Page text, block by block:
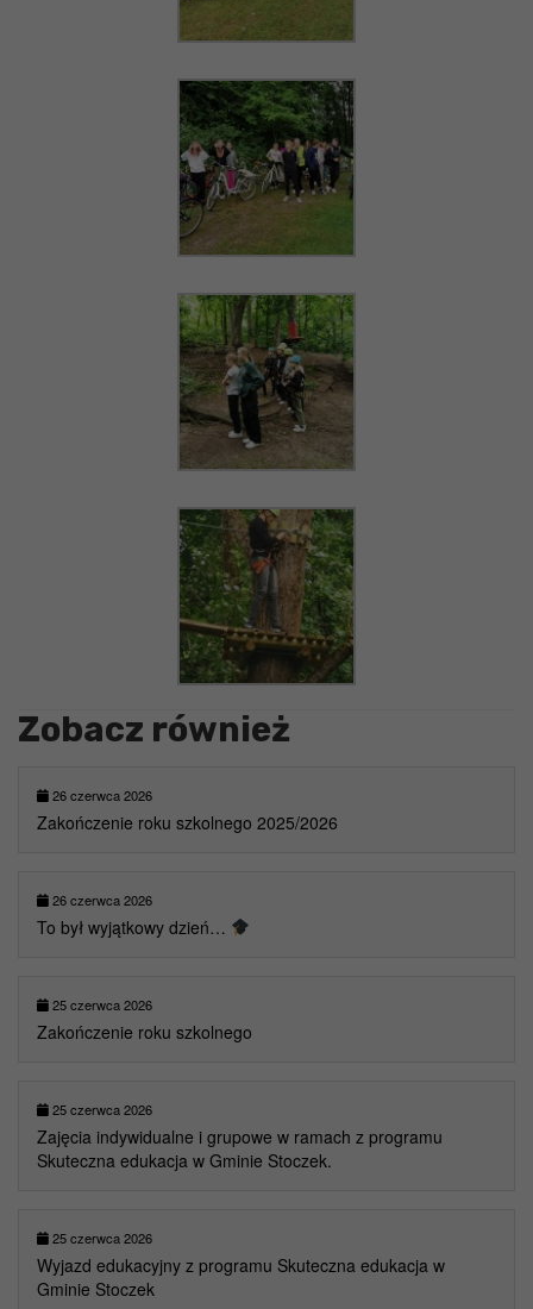
Zobacz również
26 czerwca 2026
Zakończenie roku szkolnego 2025/2026
26 czerwca 2026
To był wyjątkowy dzień…
25 czerwca 2026
Zakończenie roku szkolnego
25 czerwca 2026
Zajęcia indywidualne i grupowe w ramach z programu
Skuteczna edukacja w Gminie Stoczek.
25 czerwca 2026
Wyjazd edukacyjny z programu Skuteczna edukacja w
Gminie Stoczek